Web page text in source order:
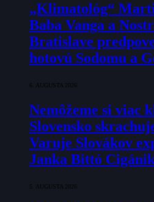
„Klimatológ“
Baba Vanga a
Bratislave
hotovú Sodomu a
6. AUGUSTA 2026
Nemôžeme si viac
Slovensko
Varuje Slovákov
Janka Bittó
5. AUGUSTA 2026